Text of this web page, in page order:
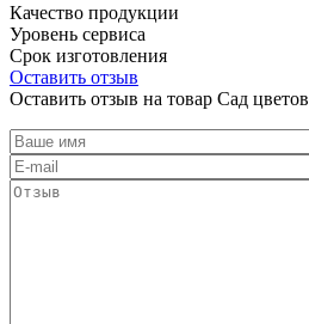
Качество продукции
Уровень сервиса
Срок изготовления
Оставить отзыв
Оставить отзыв на товар Сад цветов